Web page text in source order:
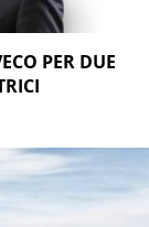
PER DUE